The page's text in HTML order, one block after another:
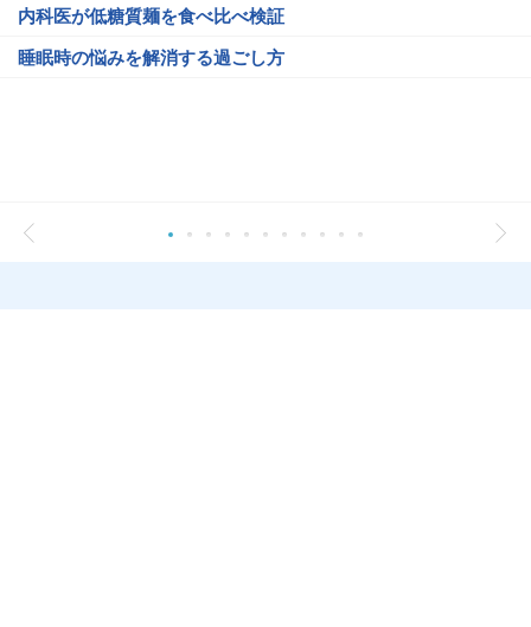
内科医が低糖質麺を食べ比べ検証
睡眠時の悩みを解消する過ごし方